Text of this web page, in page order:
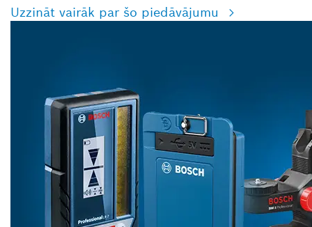
Uzzināt vairāk par šo piedāvājumu